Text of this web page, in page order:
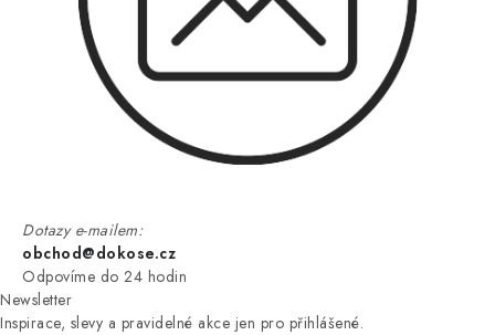
Dotazy e-mailem:
obchod@dokose.cz
Odpovíme do 24 hodin
Newsletter
Inspirace, slevy a pravidelné akce jen pro přihlášené.